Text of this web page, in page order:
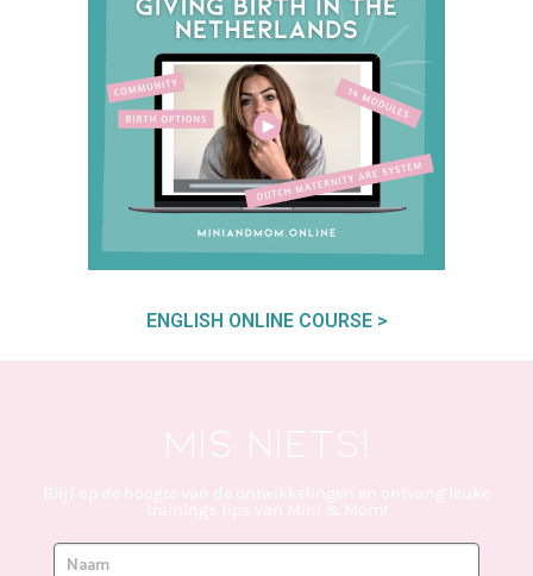
ENGLISH ONLINE COURSE >
Mis niets!
Blijf op de hoogte van de ontwikkelingen en ontvang leuke
trainings tips van Mini & Mom!